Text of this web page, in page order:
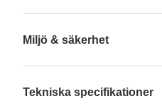
Miljö & säkerhet
Tekniska specifikationer